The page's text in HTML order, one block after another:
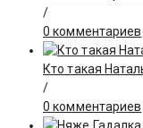
/
0 комментариев
Кто такая
/
0 комментариев